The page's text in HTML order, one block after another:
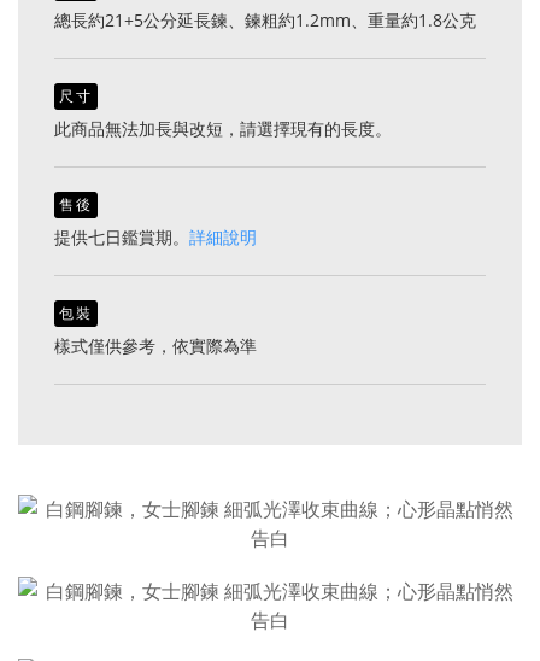
總長約21+5公分延長鍊、鍊粗約1.2mm、重量約1.8公克
尺寸
此商品無法加長與改短，請選擇現有的長度。
售後
提供七日鑑賞期。 詳細說明
包裝
樣式僅供參考，依實際為準